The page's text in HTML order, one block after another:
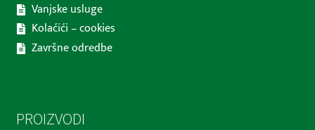
Vanjske usluge
Kolaćići – cookies
Završne odredbe
PROIZVODI